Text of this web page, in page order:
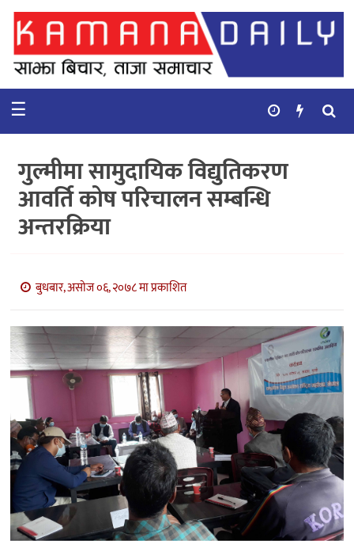
गृहपृष्ठ
समाचार
कुटनिती
कुराकानी
अर्थ
र
भिडियो
सिफारिस
☰
गुल्मीमा सामुदायिक विद्युतिकरण
आवर्ति कोष परिचालन सम्बन्धि
अन्तरक्रिया
बुधबार, असोज ०६, २०७८ मा प्रकाशित